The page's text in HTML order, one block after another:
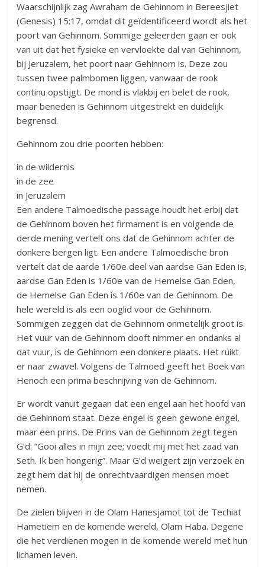
Waarschijnlijk zag Awraham de Gehinnom in Bereesjiet
(Genesis) 15:17, omdat dit geïdentificeerd wordt als het
poort van Gehinnom. Sommige geleerden gaan er ook
van uit dat het fysieke en vervloekte dal van Gehinnom,
bij Jeruzalem, het poort naar Gehinnom is. Deze zou
tussen twee palmbomen liggen, vanwaar de rook
continu opstijgt. De mond is vlakbij en belet de rook,
maar beneden is Gehinnom uitgestrekt en duidelijk
begrensd.
Gehinnom zou drie poorten hebben:
in de wildernis
in de zee
in Jeruzalem
Een andere Talmoedische passage houdt het erbij dat
de Gehinnom boven het firmament is en volgende de
derde mening vertelt ons dat de Gehinnom achter de
donkere bergen ligt. Een andere Talmoedische bron
vertelt dat de aarde 1/60e deel van aardse Gan Eden is,
aardse Gan Eden is 1/60e van de Hemelse Gan Eden,
de Hemelse Gan Eden is 1/60e van de Gehinnom. De
hele wereld is als een ooglid voor de Gehinnom.
Sommigen zeggen dat de Gehinnom onmetelijk groot is.
Het vuur van de Gehinnom dooft nimmer en ondanks al
dat vuur, is de Gehinnom een donkere plaats. Het ruikt
er naar zwavel. Volgens de Talmoed geeft het Boek van
Henoch een prima beschrijving van de Gehinnom.
Er wordt vanuit gegaan dat een engel aan het hoofd van
de Gehinnom staat. Deze engel is geen gewone engel,
maar een prins. De Prins van de Gehinnom zegt tegen
G’d: “Gooi alles in mijn zee; voedt mij met het zaad van
Seth. Ik ben hongerig”. Maar G’d weigert zijn verzoek en
zegt hem dat hij de onrechtvaardigen mensen moet
nemen.
De zielen blijven in de Olam Hanesjamot tot de Techiat
Hametiem en de komende wereld, Olam Haba. Degene
die het verdienen mogen in de komende wereld met hun
lichamen leven.